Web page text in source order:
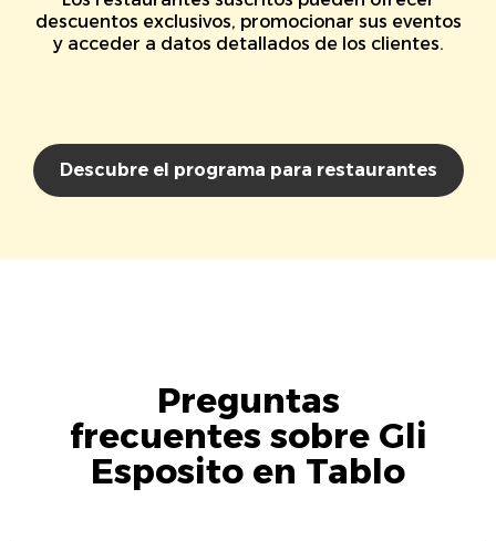
descuentos exclusivos, promocionar sus eventos
y acceder a datos detallados de los clientes.
Descubre el programa para restaurantes
Preguntas
frecuentes sobre Gli
Esposito en Tablo